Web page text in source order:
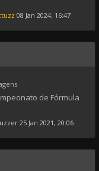
08 Jan 2024, 16:47
de Fórmula
25 Jan 2021, 20:06